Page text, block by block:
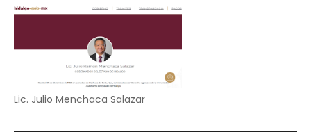
Lic. Julio Menchaca Salazar